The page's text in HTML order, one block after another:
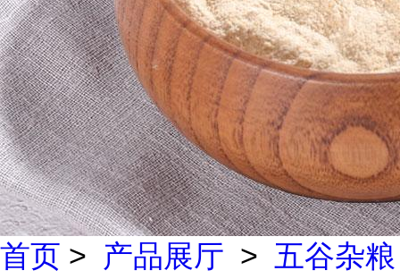
首页 > 产品展厅 > 五谷杂粮